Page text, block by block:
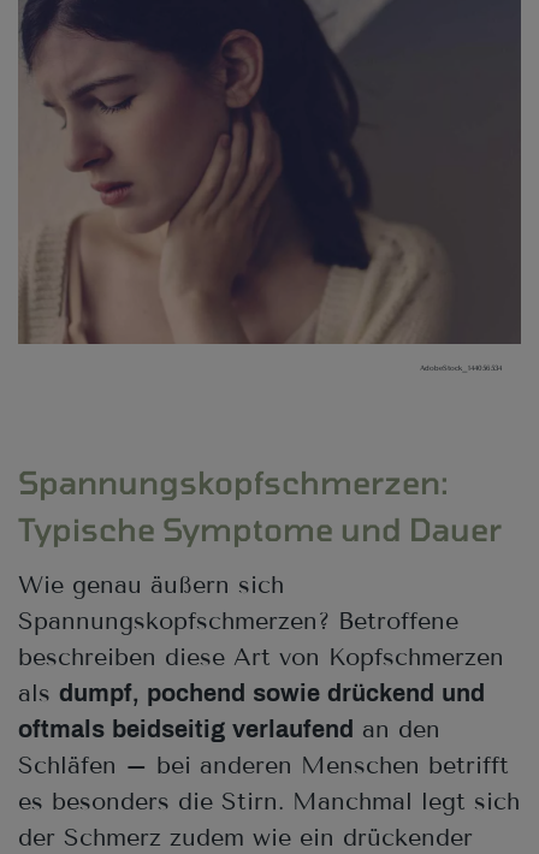
AdobeStock_144056534
Spannungskopfschmerzen:
Typische Symptome und Dauer
Wie genau äußern sich
Spannungskopfschmerzen? Betroffene
beschreiben diese Art von Kopfschmerzen
als dumpf, pochend sowie drückend und
oftmals beidseitig verlaufend an den
Schläfen – bei anderen Menschen betrifft
es besonders die Stirn. Manchmal legt sich
der Schmerz zudem wie ein drückender